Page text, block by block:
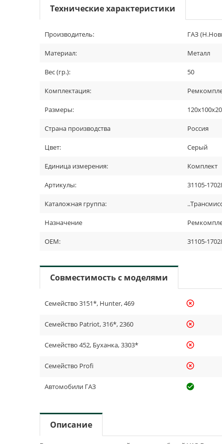
Технические характеристики
Производитель: ГАЗ
Материал: Металл
Вес (гр.): 50
Комплектация:
Размеры:
Страна производства Россия
Цвет: Серый
Единица измерения: Комплект
Артикулы: 31105-
Каталожная группа:
Назначение
OEM: 31105-
Совместимость с моделями
Семейство 3151*, Hunter, 469 highlight_off
Семейство Patriot, 316*, 2360 highlight_off
Семейство 452, Буханка, 3303* highlight_off
Семейство Profi highlight_off
Автомобили ГАЗ
Описание